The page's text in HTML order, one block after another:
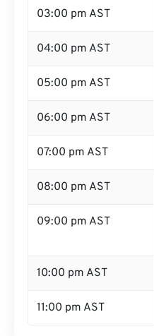
03:00 pm AST
04:00 pm AST
05:00 pm AST
06:00 pm AST
07:00 pm AST
08:00 pm AST
09:00 pm AST
10:00 pm AST
11:00 pm AST